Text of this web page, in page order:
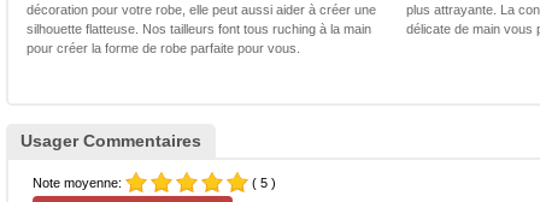
décoration pour votre robe, elle peut aussi aider à créer une
silhouette flatteuse. Nos tailleurs font tous ruching à la main
pour créer la forme de robe parfaite pour vous.
plus attrayante. La
délicate de main vous
Usager Commentaires
Note moyenne: ( 5 )